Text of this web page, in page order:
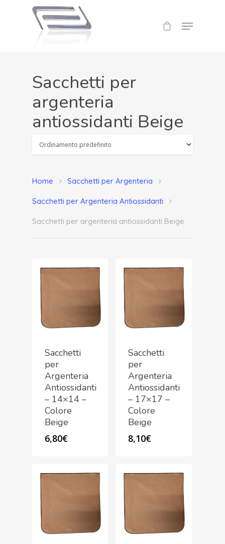
Sacchetti per
argenteria
antiossidanti Beige
Home Sacchetti per Argenteria
Sacchetti per Argenteria Antiossidanti
Sacchetti per argenteria antiossidanti Beige
Sacchetti
per
Argenteria
Antiossidanti
– 14×14 –
Colore
Beige
6,80€
Sacchetti
per
Argenteria
Antiossidanti
– 17×17 –
Colore
Beige
8,10€